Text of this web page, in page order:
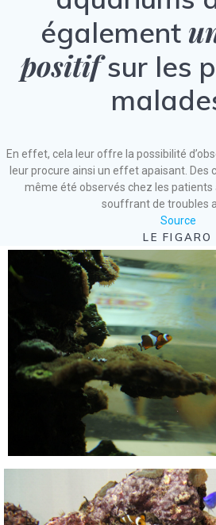
également
positifsur les
En effet, cela leur offre la possibilité
leur procure ainsi un effet apaisant.
même été observés chez les patients
souffrant de troubles
Source
LE FIGARO